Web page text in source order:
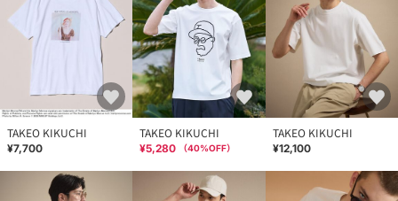
TAKEO KIKUCHI
¥7,700
TAKEO KIKUCHI
¥5,280 （40%OFF）
TAKEO KIKUCHI
¥12,100